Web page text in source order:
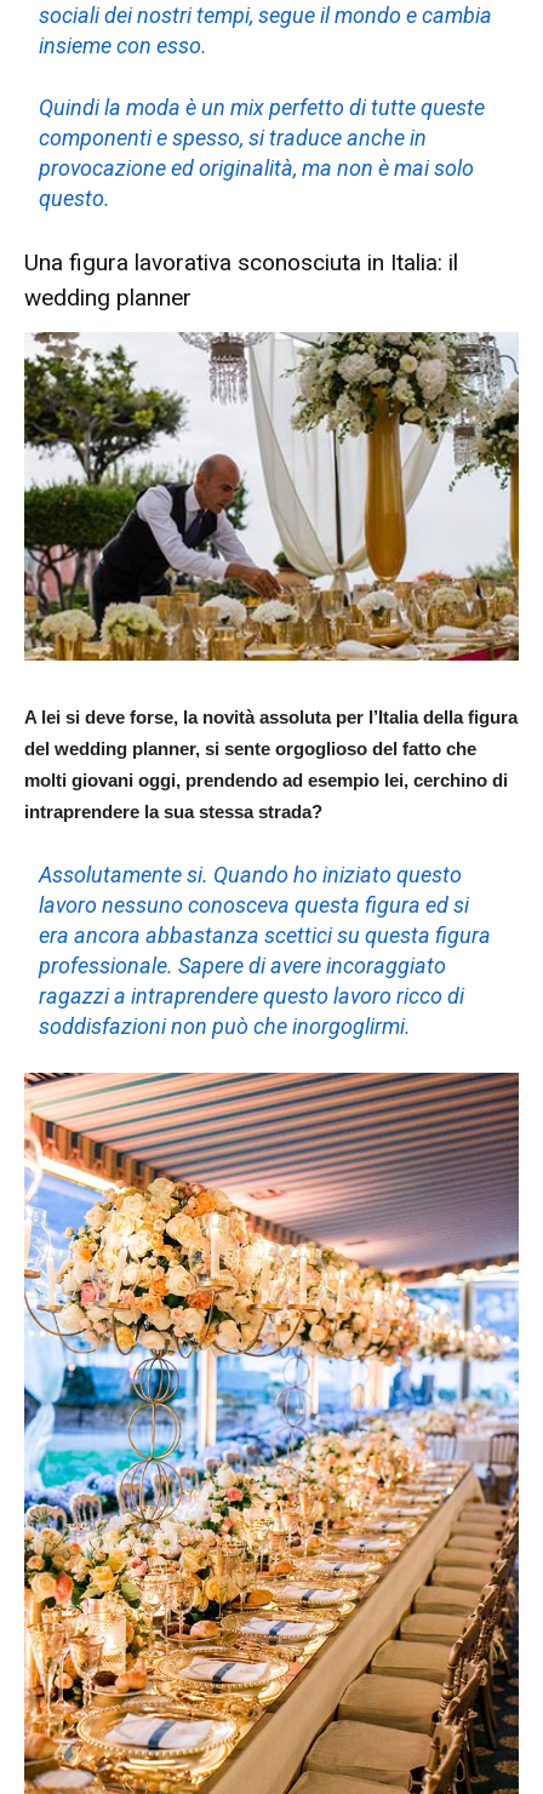
sociali dei nostri tempi, segue il mondo e cambia
insieme con esso.
Quindi la moda è un mix perfetto di tutte queste
componenti e spesso, si traduce anche in
provocazione ed originalità, ma non è mai solo
questo.
Una figura lavorativa sconosciuta in Italia: il
wedding planner
A lei si deve forse, la novità assoluta per l’Italia della figura
del wedding planner, si sente orgoglioso del fatto che
molti giovani oggi, prendendo ad esempio lei, cerchino di
intraprendere la sua stessa strada?
Assolutamente si. Quando ho iniziato questo
lavoro nessuno conosceva questa figura ed si
era ancora abbastanza scettici su questa figura
professionale. Sapere di avere incoraggiato
ragazzi a intraprendere questo lavoro ricco di
soddisfazioni non può che inorgoglirmi.